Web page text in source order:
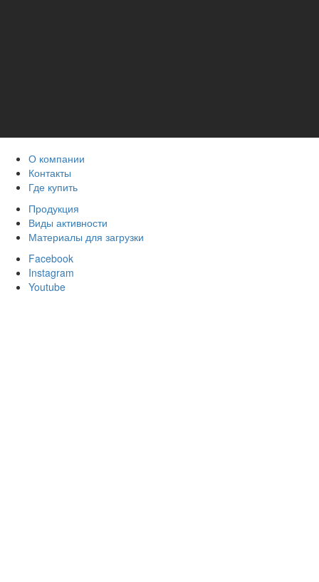
О компании
Контакты
Где купить
Продукция
Виды активности
Материалы для загрузки
Facebook
Instagram
Youtube